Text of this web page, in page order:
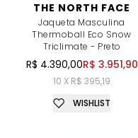
THE NORTH FACE
Jaqueta Masculina
Thermoball Eco Snow
Triclimate - Preto
R$ 4.390,00R$ 3.951,90
10 X R$ 395,19
WISHLIST